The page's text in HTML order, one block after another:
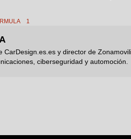
1
CarDesign.es.es y director de
ciberseguridad y automoción.